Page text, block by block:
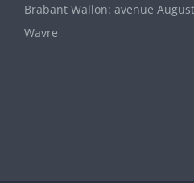
Brabant Wallon: avenue
Wavre